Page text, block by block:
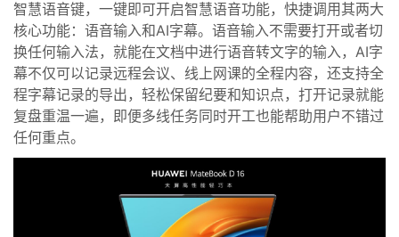
智慧语音键，一键即可开启智慧语音功能，快捷调用其两大
核心功能：语音输入和AI字幕。语音输入不需要打开或者切
换任何输入法，就能在文档中进行语音转文字的输入，AI字
幕不仅可以记录远程会议、线上网课的全程内容，还支持全
程字幕记录的导出，轻松保留纪要和知识点，打开记录就能
复盘重温一遍，即便多线任务同时开工也能帮助用户不错过
任何重点。